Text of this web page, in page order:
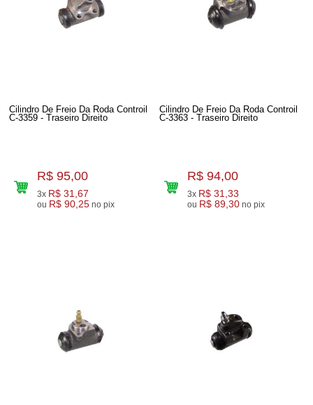
Cilindro De Freio Da Roda Controil
C-3359 - Traseiro Direito
R$ 95,00
3x R$ 31,67
ou R$ 90,25 no pix
Cilindro De Freio Da Roda Controil
C-3363 - Traseiro Direito
R$ 94,00
3x R$ 31,33
ou R$ 89,30 no pix